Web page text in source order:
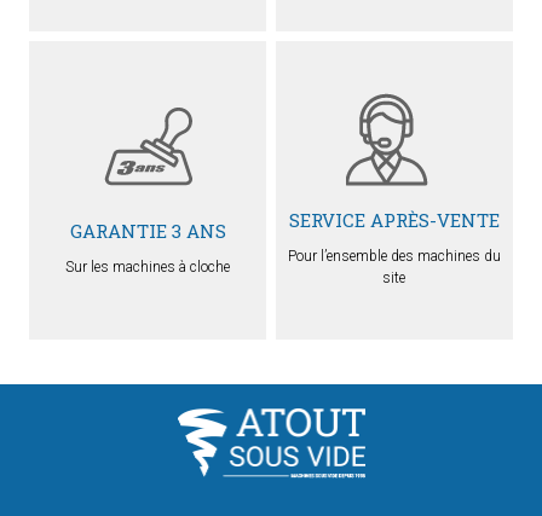
GARANTIE 3 ANS
Sur les machines à cloche
SERVICE APRÈS-VENTE
Pour l’ensemble des machines du
site